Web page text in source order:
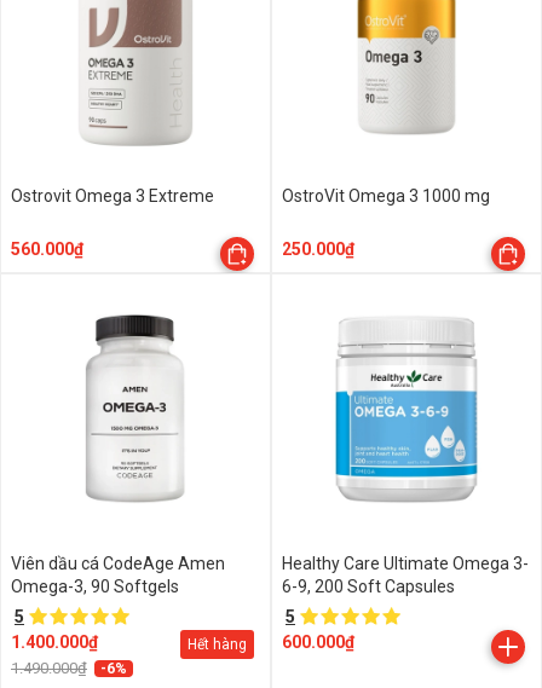
Ostrovit Omega 3 Extreme
560.000₫
OstroVit Omega 3 1000 mg
250.000₫
Viên dầu cá CodeAge Amen
Omega-3, 90 Softgels
5
1.400.000₫
1.490.000₫ -6%
Hết hàng
Healthy Care Ultimate Omega 3-
6-9, 200 Soft Capsules
5
600.000₫